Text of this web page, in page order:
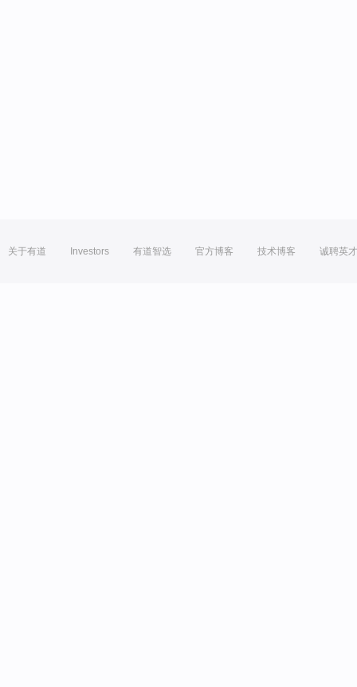
关于有道 Investors 有道智选 官方博客 技术博客 诚聘英才